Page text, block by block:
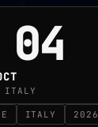
04
ITALY
ITALY 2026